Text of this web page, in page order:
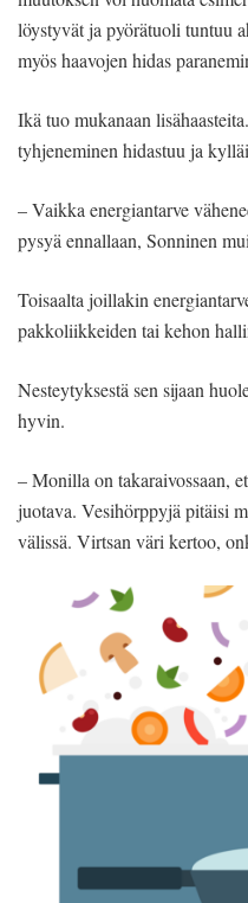
löystyvät ja pyörätuoli tuntuu
myös haavojen hidas
Ikä tuo mukanaan
tyhjeneminen hidastuu ja
– Vaikka energiantarve
pysyä ennallaan, Sonninen
Toisaalta joillakin
pakkoliikkeiden tai kehon
Nesteytyksestä sen sijaan
hyvin.
– Monilla on takaraivossaan,
juotava. Vesihörppyjä pitäisi
välissä. Virtsan väri kertoo,